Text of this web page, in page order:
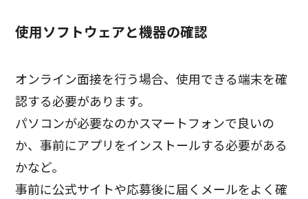
使用ソフトウェアと機器の確認
オンライン面接を行う場合、使用できる端末を確
認する必要があります。
パソコンが必要なのかスマートフォンで良いの
か、事前にアプリをインストールする必要がある
かなど。
事前に公式サイトや応募後に届くメールをよく確